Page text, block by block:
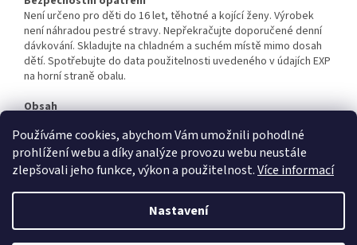
Používáme cookies, abychom Vám umožnili pohodlné
prohlížení webu a díky analýze provozu webu neustále
zlepšovali jeho funkce, výkon a použitelnost.Více informací
Nastavení
Není určeno pro děti do 16 let, těhotné a kojící ženy. Výrobek
není náhradou pestré stravy. Nepřekračujte doporučené denní
dávkování. Skladujte na chladném a suchém místě mimo dosah
dětí. Spotřebujte do data použitelnosti uvedeného v údajích EXP
na horní straně obalu.
Obsah
Vytvořil Shoptet